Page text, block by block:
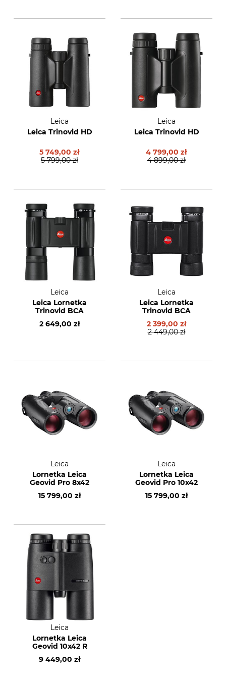
Leica
Leica Trinovid HD
5 749,00 zł
5 799,00 zł
Leica
Leica Trinovid HD
4 799,00 zł
4 899,00 zł
Leica
Leica Lornetka
Trinovid BCA
2 649,00 zł
Leica
Leica Lornetka
Trinovid BCA
2 399,00 zł
2 449,00 zł
Leica
Lornetka Leica
Geovid Pro 8x42
15 799,00 zł
Leica
Lornetka Leica
Geovid Pro 10x42
15 799,00 zł
Leica
Lornetka Leica
Geovid 10x42 R
9 449,00 zł